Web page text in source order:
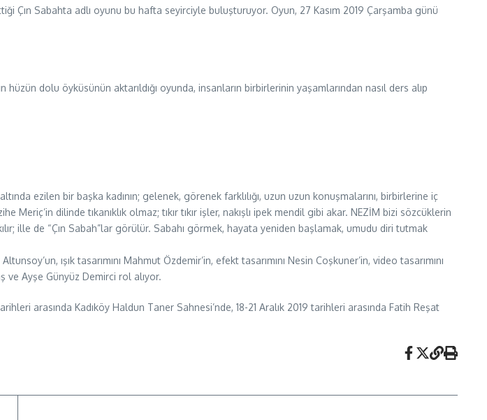
Çın Sabahta adlı oyunu bu hafta seyirciyle buluşturuyor. Oyun, 27 Kasım 2019 Çarşamba günü
dolu öyküsünün aktarıldığı oyunda, insanların birbirlerinin yaşamlarından nasıl ders alıp
ezilen bir başka kadının; gelenek, görenek farklılığı, uzun uzun konuşmalarını, birbirlerine iç
dilinde tıkanıklık olmaz; tıkır tıkır işler, nakışlı ipek mendil gibi akar. NEZİM bizi sözcüklerin
ille de “Çın Sabah”lar görülür. Sabahı görmek, hayata yeniden başlamak, umudu diri tutmak
ışık tasarımını Mahmut Özdemir’in, efekt tasarımını Nesin Coşkuner’in, video tasarımını
ve Ayşe Günyüz Demirci rol alıyor.
arasında Kadıköy Haldun Taner Sahnesi’nde, 18-21 Aralık 2019 tarihleri arasında Fatih Reşat